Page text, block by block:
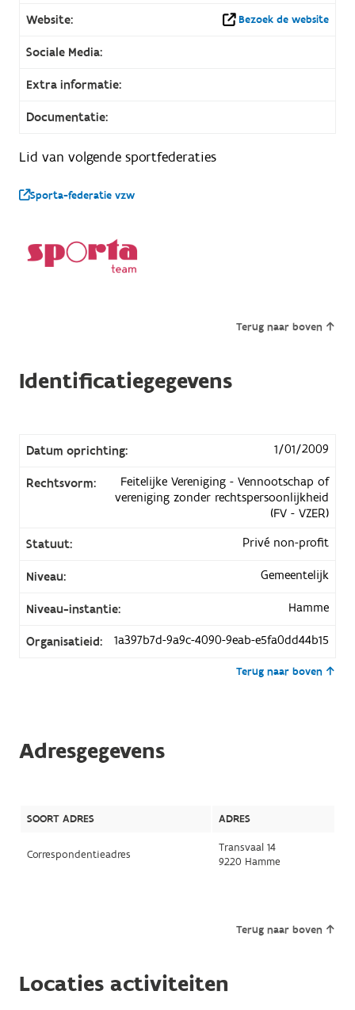
Website: Bezoek de website
Sociale Media:
Extra informatie:
Documentatie:
Lid van volgende sportfederaties
Sporta-federatie vzw
Terug naar boven
Identificatiegegevens
Datum oprichting: 1/01/2009
Rechtsvorm:
Feitelijke Vereniging - Vennootschap of
vereniging zonder rechtspersoonlijkheid
(FV - VZER)
Statuut:
Privé non-profit
Niveau: Gemeentelijk
Niveau-instantie: Hamme
Organisatieid: 1a397b7d-9a9c-4090-9eab-e5fa0dd44b15
Terug naar boven
Adresgegevens
SOORT ADRES ADRES
Correspondentieadres
Transvaal 14
9220 Hamme
Terug naar boven
Locaties activiteiten